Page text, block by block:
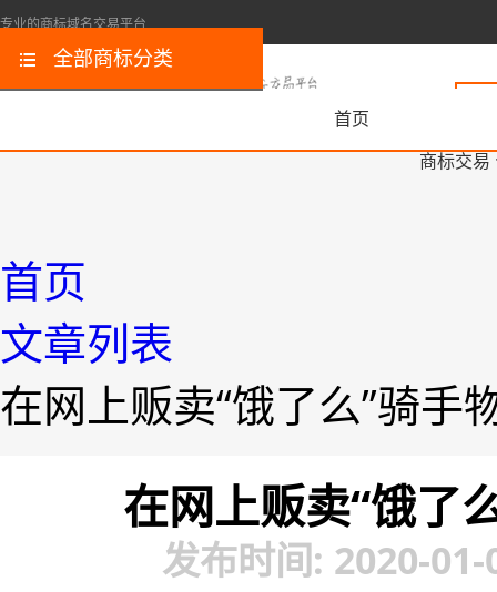
专业的商标域名交易平台
首页
商标交易
全部商标分类
首页
文章列表
在网上贩卖“饿了么”骑手
在网上贩卖“饿了
发布时间: 2020-